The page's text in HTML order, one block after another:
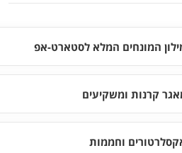
המונחים המלא לסטארט-אפ
קרנות ומשקיעים
וחממות